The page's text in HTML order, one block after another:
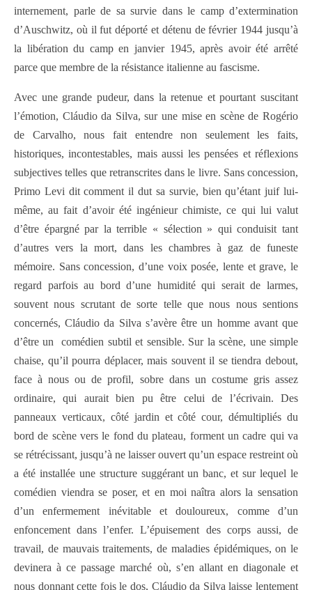
internement, parle de sa survie dans le camp d’extermination
d’Auschwitz, où il fut déporté et détenu de février 1944 jusqu’à
la libération du camp en janvier 1945, après avoir été arrêté
parce que membre de la résistance italienne au fascisme.
Avec une grande pudeur, dans la retenue et pourtant suscitant
l’émotion, Cláudio da Silva, sur une mise en scène de Rogério
de Carvalho, nous fait entendre non seulement les faits,
historiques, incontestables, mais aussi les pensées et réflexions
subjectives telles que retranscrites dans le livre. Sans concession,
Primo Levi dit comment il dut sa survie, bien qu’étant juif lui-
même, au fait d’avoir été ingénieur chimiste, ce qui lui valut
d’être épargné par la terrible « sélection » qui conduisit tant
d’autres vers la mort, dans les chambres à gaz de funeste
mémoire. Sans concession, d’une voix posée, lente et grave, le
regard parfois au bord d’une humidité qui serait de larmes,
souvent nous scrutant de sorte telle que nous nous sentions
concernés, Cláudio da Silva s’avère être un homme avant que
d’être un
comédien subtil et sensible. Sur la scène, une simple
chaise, qu’il pourra déplacer, mais souvent il se tiendra debout,
face à nous ou de profil, sobre dans un costume gris assez
ordinaire, qui aurait bien pu être celui de l’écrivain. Des
panneaux verticaux, côté jardin et côté cour, démultipliés du
bord de scène vers le fond du plateau, forment un cadre qui va
se rétrécissant, jusqu’à ne laisser ouvert qu’un espace restreint où
a été installée une structure suggérant un banc, et sur lequel le
comédien viendra se poser, et en moi naîtra alors la sensation
d’un enfermement inévitable et douloureux, comme d’un
enfoncement dans l’enfer. L’épuisement des corps aussi, de
travail, de mauvais traitements, de maladies épidémiques, on le
devinera à ce passage marché où, s’en allant en diagonale et
nous donnant cette fois le dos, Cláudio da Silva laisse lentement